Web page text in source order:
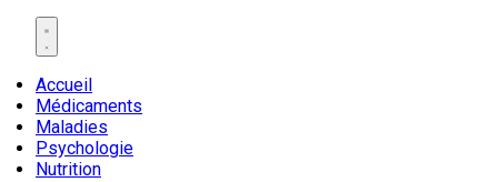
Accueil
Médicaments
Maladies
Psychologie
Nutrition